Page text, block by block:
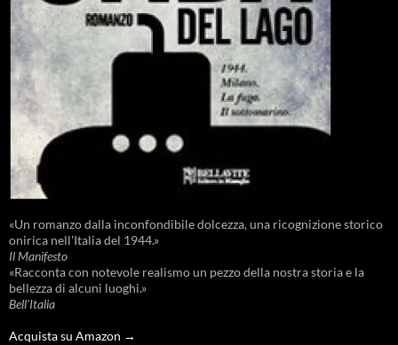
«Un romanzo dalla inconfondibile dolcezza, una ricognizione storico
onirica nell'Italia del 1944.»
Il Manifesto
«Racconta con notevole realismo un pezzo della nostra storia e la
bellezza di alcuni luoghi.»
Bell'Italia
Acquista su Amazon →